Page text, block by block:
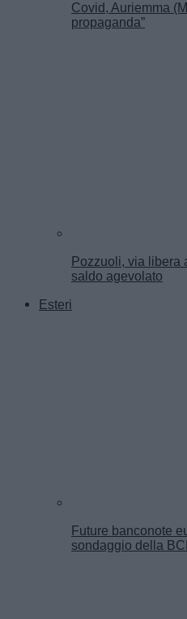
Covid, Auriemma
propaganda”
Pozzuoli, via libera
saldo agevolato
Esteri
Future banconote
sondaggio della